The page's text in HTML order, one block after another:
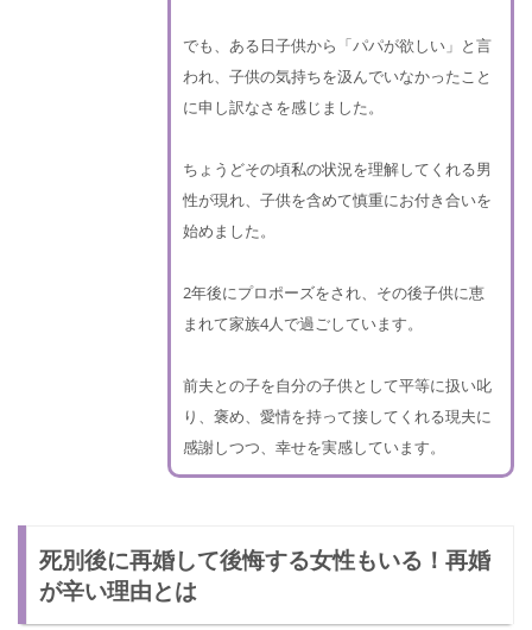
でも、ある日子供から「パパが欲しい」と言
われ、子供の気持ちを汲んでいなかったこと
に申し訳なさを感じました。
ちょうどその頃私の状況を理解してくれる男
性が現れ、子供を含めて慎重にお付き合いを
始めました。
2年後にプロポーズをされ、その後子供に恵
まれて家族4人で過ごしています。
前夫との子を自分の子供として平等に扱い叱
り、褒め、愛情を持って接してくれる現夫に
感謝しつつ、幸せを実感しています。
死別後に再婚して後悔する女性もいる！再婚
が辛い理由とは